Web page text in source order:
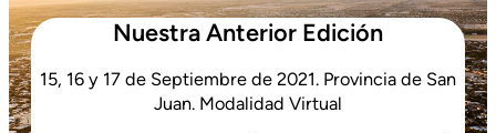
Nuestra Anterior Edición
15, 16 y 17 de Septiembre de 2021. Provincia de San
Juan. Modalidad Virtual